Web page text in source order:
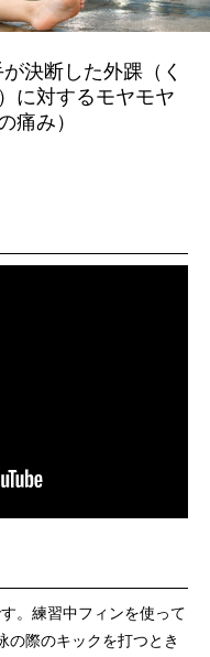
決断した外踝（く
に対するモヤモヤ
痛み）
。練習中フィンを使って
の際のキックを打つとき